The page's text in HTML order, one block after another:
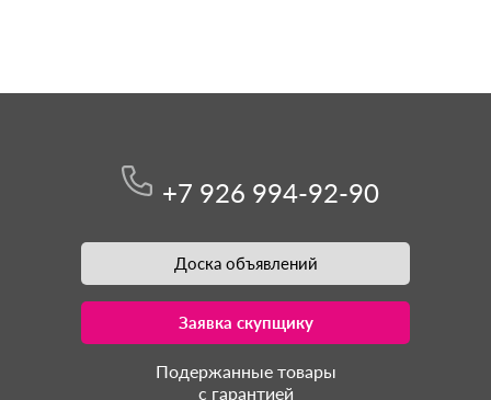
+7 926 994-92-90
Доска объявлений
Заявка скупщику
Подержанные товары
с гарантией